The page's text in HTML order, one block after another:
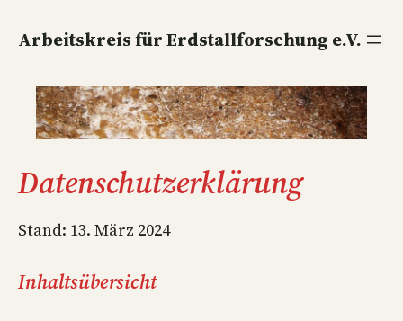
zum
wechseln
Arbeitskreis für Erdstallforschung e.V.
Datenschutzerklärung
Stand: 13. März 2024
Inhaltsübersicht